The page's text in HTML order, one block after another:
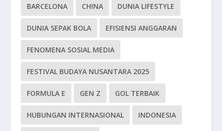
BARCELONA CHINA DUNIA LIFESTYLE
DUNIA SEPAK BOLA EFISIENSI ANGGARAN
FENOMENA SOSIAL MEDIA
FESTIVAL BUDAYA NUSANTARA 2025
FORMULA E GEN Z GOL TERBAIK
HUBUNGAN INTERNASIONAL INDONESIA